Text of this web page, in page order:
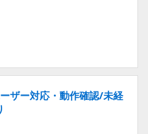
ザー対応・動作確認/未経